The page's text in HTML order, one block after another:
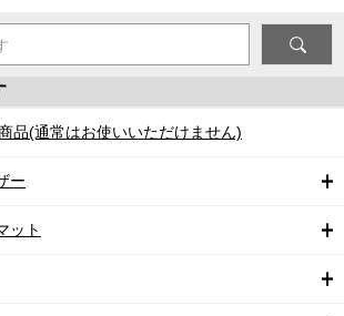
品(通常はお使いいただけません)
ー
ット